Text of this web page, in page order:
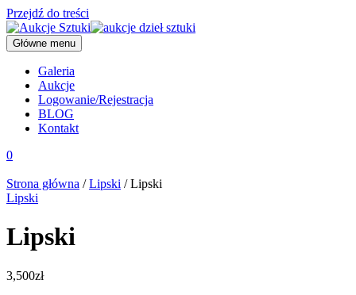
Przejdź do treści
Główne menu
Galeria
Aukcje
Logowanie/Rejestracja
BLOG
Kontakt
0
Strona główna /Lipski / Lipski
Lipski
Lipski
3,500zł